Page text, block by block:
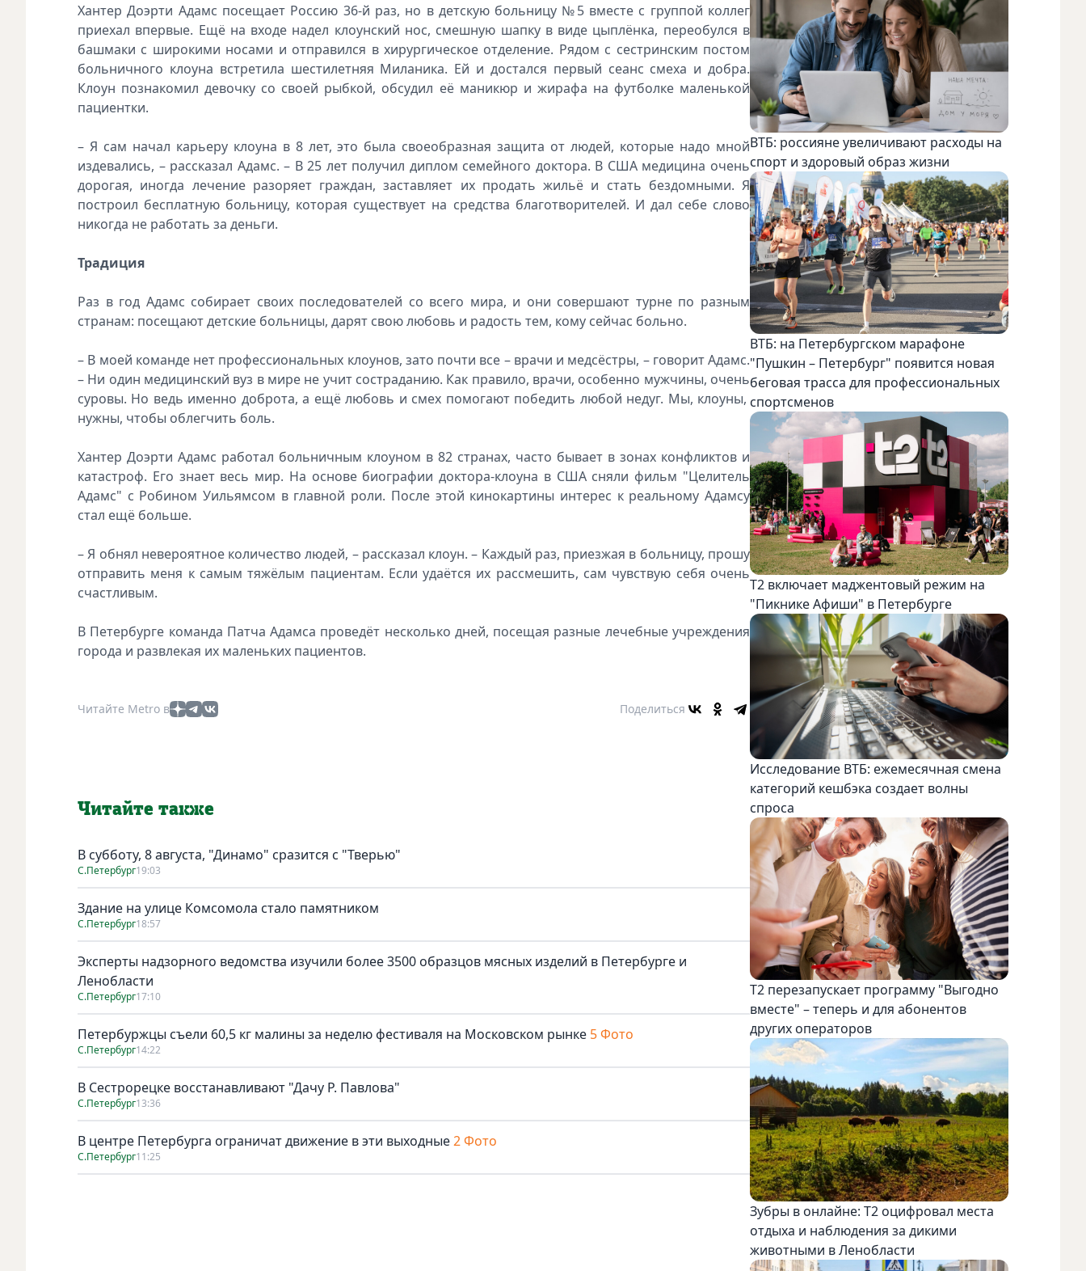
Хантер Доэрти Адамс посещает Россию 36-й раз, но в детскую больницу №5 вместе с группой коллег
приехал впервые. Ещё на входе надел клоунский нос, смешную шапку в виде цыплёнка, переобулся в
башмаки с широкими носами и отправился в хирургическое отделение. Рядом с сестринским постом
больничного клоуна встретила шестилетняя Миланика. Ей и достался первый сеанс смеха и добра.
Клоун познакомил девочку со своей рыбкой, обсудил её маникюр и жирафа на футболке маленькой
пациентки.
– Я сам начал карьеру клоуна в 8 лет, это была своеобразная защита от людей, которые надо мной
издевались, – рассказал Адамс. – В 25 лет получил диплом семейного доктора. В США медицина очень
дорогая, иногда лечение разоряет граждан, заставляет их продать жильё и стать бездомными. Я
построил бесплатную больницу, которая существует на средства благотворителей. И дал себе слово
никогда не работать за деньги.
Традиция
Раз в год Адамс собирает своих последователей со всего мира, и они совершают турне по разным
странам: посещают детские больницы, дарят свою любовь и радость тем, кому сейчас больно.
– В моей команде нет профессиональных клоунов, зато почти все – врачи и медсёстры, – говорит Адамс.
– Ни один медицинский вуз в мире не учит состраданию. Как правило, врачи, особенно мужчины, очень
суровы. Но ведь именно доброта, а ещё любовь и смех помогают победить любой недуг. Мы, клоуны,
нужны, чтобы облегчить боль.
Хантер Доэрти Адамс работал больничным клоуном в 82 странах, часто бывает в зонах конфликтов и
катастроф. Его знает весь мир. На основе биографии доктора-клоуна в США сняли фильм "Целитель
Адамс" с Робином Уильямсом в главной роли. После этой кинокартины интерес к реальному Адамсу
стал ещё больше.
– Я обнял невероятное количество людей, – рассказал клоун. – Каждый раз, приезжая в больницу, прошу
отправить меня к самым тяжёлым пациентам. Если удаётся их рассмешить, сам чувствую себя очень
счастливым.
В Петербурге команда Патча Адамса проведёт несколько дней, посещая разные лечебные учреждения
города и развлекая их маленьких пациентов.
Читайте Metro в Поделиться
Читайте также
В субботу, 8 августа, "Динамо" сразится с "Тверью"
С.Петербург19:03
Здание на улице Комсомола стало памятником
С.Петербург18:57
Эксперты надзорного ведомства изучили более 3500 образцов мясных изделий в Петербурге и
Ленобласти
С.Петербург17:10
Петербуржцы съели 60,5 кг малины за неделю фестиваля на Московском рынке 5 Фото
С.Петербург14:22
В Сестрорецке восстанавливают "Дачу Р. Павлова"
С.Петербург13:36
В центре Петербурга ограничат движение в эти выходные2 Фото
С.Петербург11:25
ВТБ: россияне увеличивают расходы на
спорт и здоровый образ жизни
ВТБ: на Петербургском марафоне
"Пушкин – Петербург" появится новая
беговая трасса для профессиональных
спортсменов
Т2 включает маджентовый режим на
"Пикнике Афиши" в Петербурге
Исследование ВТБ: ежемесячная смена
категорий кешбэка создает волны
спроса
Т2 перезапускает программу "Выгодно
вместе" – теперь и для абонентов
других операторов
Зубры в онлайне: Т2 оцифровал места
отдыха и наблюдения за дикими
животными в Ленобласти